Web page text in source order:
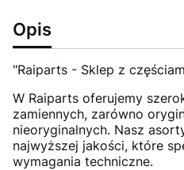
Opis
"Raiparts - Sklep z
W Raiparts oferujemy
zamiennych, zarówno
nieoryginalnych. Nasz
najwyższej jakości, które
wymagania techniczne.